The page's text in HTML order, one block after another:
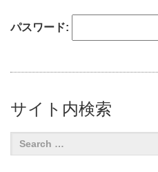
パスワード:
サイト内検索